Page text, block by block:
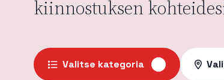
kiinnostuksen
Valitse kategoria